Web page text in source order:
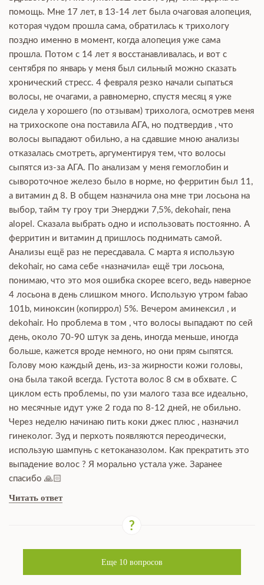
помощь. Мне 17 лет, в 13-14 лет была очаговая алопеция,
которая чудом прошла сама, обратилась к трихологу
поздно именно в момент, когда алопеция уже сама
прошла. Потом с 14 лет я восстанавливалась, и вот с
сентября по январь у меня был сильный можно сказать
хронический стресс. 4 февраля резко начали сыпаться
волосы, не очагами, а равномерно, спустя месяц я уже
сидела у хорошего (по отзывам) трихолога, осмотрев меня
на трихоскопе она поставила АГА, но подтвердив , что
волосы выпадают обильно, а на сдавшие мною анализы
отказалась смотреть, аргументируя тем, что волосы
сыпятся из-за АГА. По анализам у меня гемоглобин и
сывороточное железо было в норме, но ферритин был 11,
а витамин д 8. В общем назначила она мне три лосьона на
выбор, тайм ту гроу три Энерджи 7,5%, dekohair, пена
alopel. Сказала выбрать одно и использовать постоянно. А
ферритин и витамин д пришлось поднимать самой.
Анализы ещё раз не пересдавала. С марта я использую
dekohair, но сама себе «назначила» ещё три лосьона,
понимаю, что это моя ошибка скорее всего, ведь наверное
4 лосьона в день слишком много. Использую утром fabao
101b, миноксин (копиррол) 5%. Вечером аминексил , и
dekohair. Но проблема в том , что волосы выпадают по сей
день, около 70-90 штук за день, иногда меньше, иногда
больше, кажется вроде немного, но они прям сыпятся.
Голову мою каждый день, из-за жирности кожи головы,
она была такой всегда. Густота волос 8 см в обхвате. С
циклом есть проблемы, по узи малого таза все идеально,
но месячные идут уже 2 года по 8-12 дней, не обильно.
Через неделю начинаю пить коки джес плюс , назначил
гинеколог. Зуд и перхоть появляются переодически,
использую шампунь с кетоканазолом. Как прекратить это
выпадение волос ? Я морально устала уже. Заранее
спасибо 🙏🏻
Читать ответ
Еще 10 вопросов